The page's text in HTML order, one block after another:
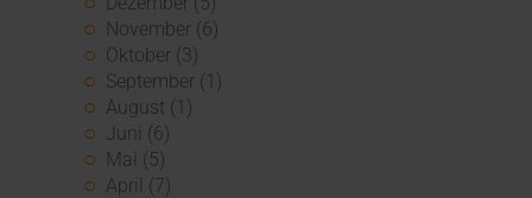
November (6)
Oktober (3)
September (1)
August (1)
Juni (6)
Mai (5)
April (7)